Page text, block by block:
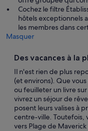
Cochez le filtre
hôtels exceptionnels
les membres dans
Masquer
Des vacances à la
Il n'est rien de plus
(et environs). Que
ou feuilleter un livre
vivrez un séjour de
posent leurs valises à
centre-ville. Toutefois,
vers Plage de